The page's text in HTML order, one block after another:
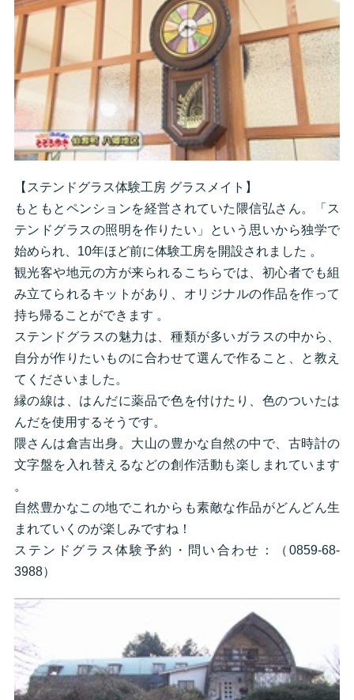
【ステンドグラス体験工房 グラスメイト】
もともとペンションを経営されていた隈信弘さん。「ス
テンドグラスの照明を作りたい」という思いから独学で
始められ、10年ほど前に体験工房を開設されました 。
観光客や地元の方が来られるこちらでは、初心者でも組
み立てられるキットがあり、オリジナルの作品を作って
持ち帰ることができます 。
ステンドグラスの魅力は、種類が多いガラスの中から、
自分が作りたいものに合わせて選んで作ること、と教え
てくださいました。
縁の線は、はんだに薬品で色を付けたり、色のついたは
んだを使用するそうです。
隈さんは倉吉出身。大山の豊かな自然の中で、古時計の
文字盤を入れ替えるなどの創作活動も楽しまれています
。
自然豊かなこの地でこれからも素敵な作品がどんどん生
まれていくのが楽しみですね！
ステンドグラス体験予約・問い合わせ：（0859-68-
3988）